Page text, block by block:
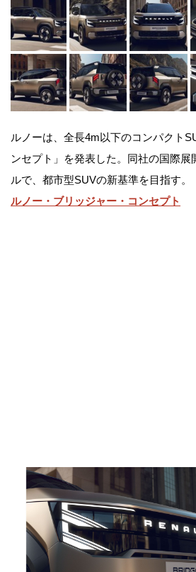
ルノーは、全長4m以下のコンパクト
ンセプト」を発表した。同社の国際展
ルで、都市型SUVの新基準を目指す。
ルノー・ブリッジャー・コンセプト